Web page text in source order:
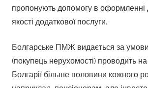
пропонують допомогу в оформленні
якості додаткової послуги.
Болгарське ПМЖ видається за
(покупець нерухомості) проводить на
Болгарії більше половини кожного